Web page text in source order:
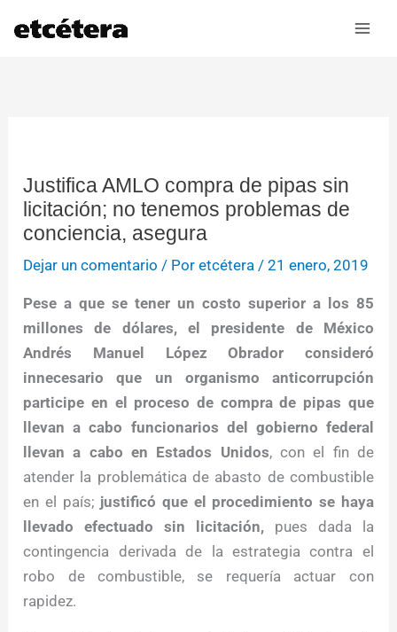
Justifica AMLO compra de pipas sin
licitación; no tenemos problemas de
conciencia, asegura
Dejar un comentario / Poretcétera /21 enero, 2019
Pese a que se tener un costo superior a los 85
millones de dólares, el presidente de México
Andrés Manuel López Obrador consideró
innecesario que un organismo anticorrupción
participe en el proceso de compra de pipas que
llevan a cabo funcionarios del gobierno federal
llevan a cabo en Estados Unidos, con el fin de
atender la problemática de abasto de combustible
en el país; justificó que el procedimiento se haya
llevado efectuado sin licitación, pues dada la
contingencia derivada de la estrategia contra el
robo de combustible, se requería actuar con
rapidez.